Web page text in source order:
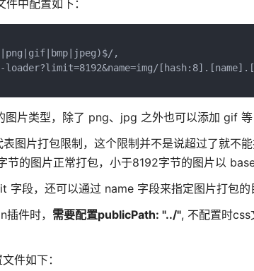
中配置如下：
,
loader?limit=8192&name=img/
片类型，除了 png、jpg 之外也可以添加 gif 等
图片打包限制，这个限制并不是说超过了就不
节的图片正常打包，小于8192字节的图片以
字段，还可以通过 name 字段来指定图片打包的
件时， 需要配置publicPath: "../", 不配置时css
件如下：